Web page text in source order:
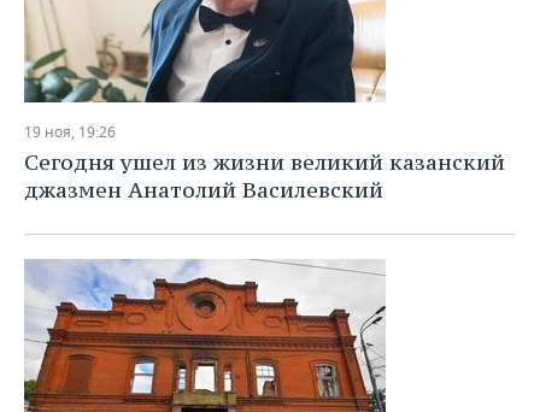
19 ноя, 19:26
Сегодня ушел из жизни великий казанский
джазмен Анатолий Василевский